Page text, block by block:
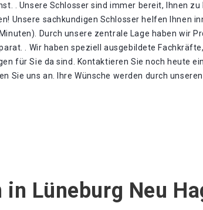
. Unsere Schlosser sind immer bereit, Ihnen
Unsere sachkundigen Schlosser helfen Ihnen
Durch unsere zentrale Lage haben wir
. Wir haben speziell ausgebildete
für Sie da sind. Kontaktieren Sie noch heute
Sie uns an. Ihre Wünsche werden durch
Lüneburg Neu